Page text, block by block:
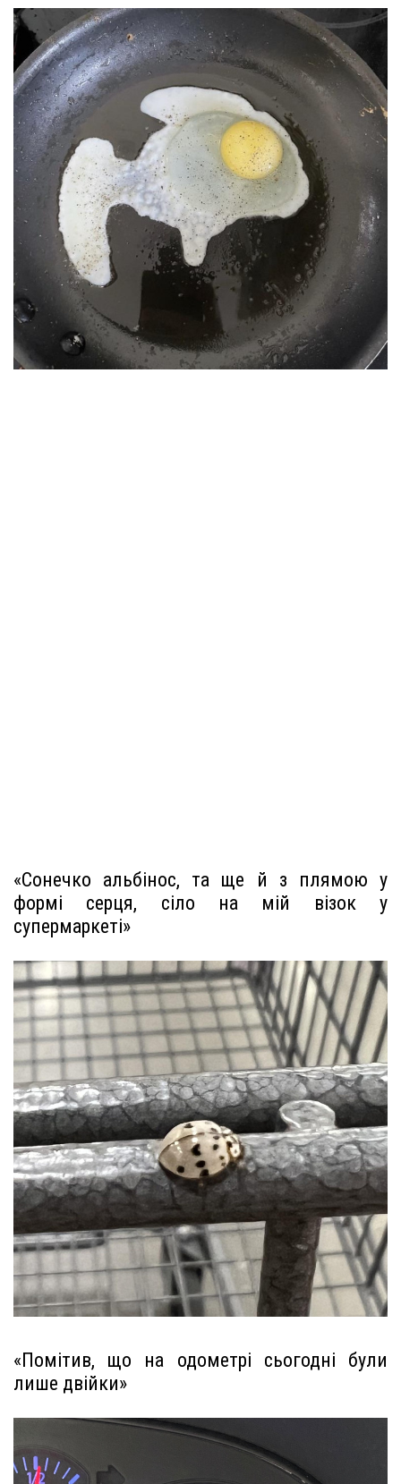
«Сонечко альбінос, та ще й з плямою у
формі серця, сіло на мій візок у
супермаркеті»
«Помітив, що на одометрі сьогодні були
лише двійки»